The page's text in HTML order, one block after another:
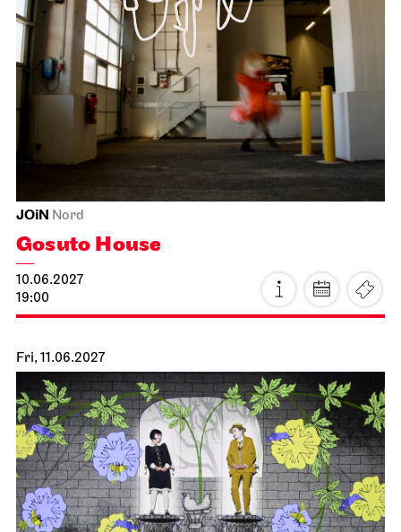
Stuttgart BalletOpernhaus
Triple Bill
FOR MAURICE
10.06.2027
19:00 - 21:30
JOiNNord
Gosuto House